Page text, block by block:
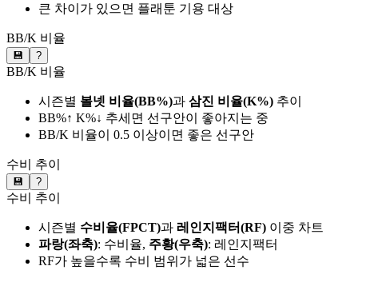
큰 차이가 있으면 플래툰 기용 대상
BB/K 비율
💾 ?
BB/K 비율
시즌별 볼넷 비율(BB%)과 삼진 비율(K%) 추이
BB%↑ K%↓ 추세면 선구안이 좋아지는 중
BB/K 비율이 0.5 이상이면 좋은 선구안
수비 추이
💾 ?
수비 추이
시즌별 수비율(FPCT)과 레인지팩터(RF) 이중 차트
파랑(좌축): 수비율, 주황(우축): 레인지팩터
RF가 높을수록 수비 범위가 넓은 선수